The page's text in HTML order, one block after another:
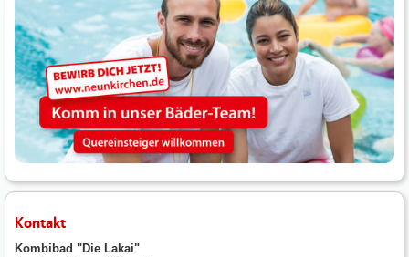
Kontakt
Kombibad "Die Lakai"